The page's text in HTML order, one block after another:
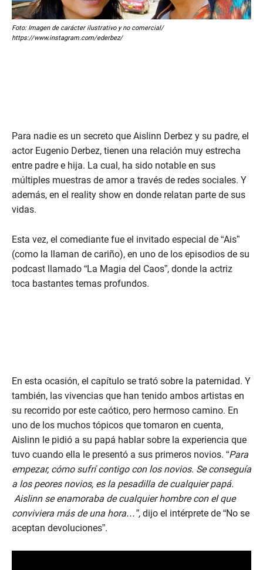
Foto: Imagen de carácter ilustrativo y no comercial/
https://www.instagram.com/ederbez/
Para nadie es un secreto que Aislinn Derbez y su padre, el
actor Eugenio Derbez, tienen una relación muy estrecha
entre padre e hija. La cual, ha sido notable en sus
múltiples muestras de amor a través de redes sociales. Y
además, en el reality show en donde relatan parte de sus
vidas.
Esta vez, el comediante fue el invitado especial de “Ais”
(como la llaman de cariño), en uno de los episodios de su
podcast llamado “La Magia del Caos”, donde la actriz
toca bastantes temas profundos.
En esta ocasión, el capítulo se trató sobre la paternidad. Y
también, las vivencias que han tenido ambos artistas en
su recorrido por este caótico, pero hermoso camino. En
uno de los muchos tópicos que tomaron en cuenta,
Aislinn le pidió a su papá hablar sobre la experiencia que
tuvo cuando ella le presentó a sus primeros novios. “Para
empezar, cómo sufrí contigo con los novios. Se conseguía
a los peores novios, es la pesadilla de cualquier papá.
Aislinn se enamoraba de cualquier hombre con el que
conviviera más de una hora…”, dijo el intérprete de “No se
aceptan devoluciones”.